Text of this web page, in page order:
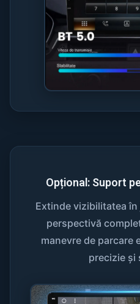
Opțional: Suport
Extinde vizibilitatea
perspectivă
manevre de parcare
precizie și